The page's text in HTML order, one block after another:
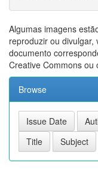
Algumas imagens
reproduzir ou
documento
Creative Commons ou
Browse